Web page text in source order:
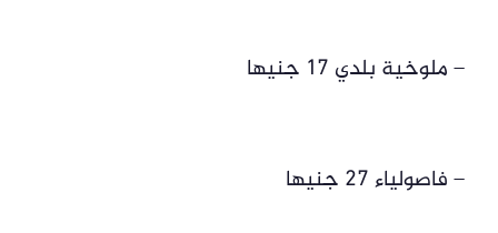
– ملوخية بلدي 17 جنيها
– فاصولياء 27 جنيها